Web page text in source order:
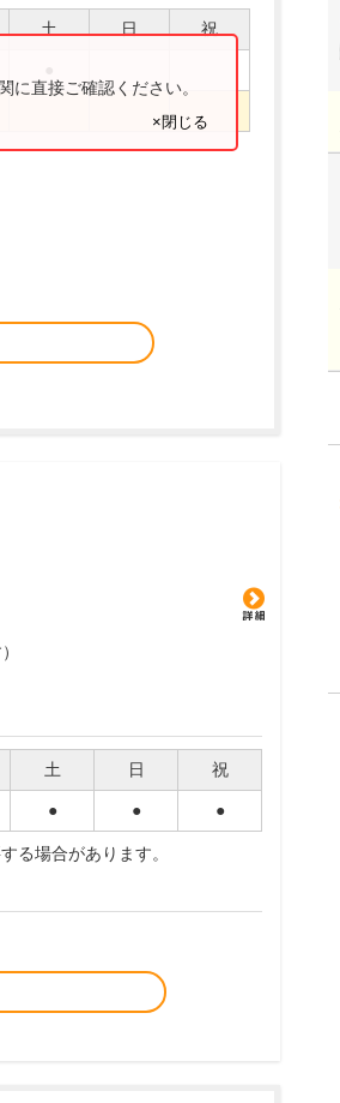
土 日 祝
に直接ご確認ください。
×閉じる
土 日 祝
● ● ●
る場合があります。